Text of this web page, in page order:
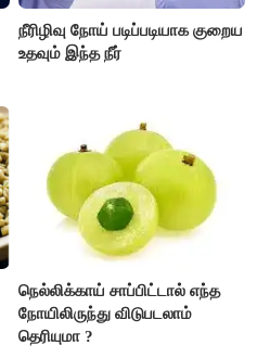
நீரிழிவு நோய் படிப்படியாக குறைய
உதவும் இந்த நீர்
நெல்லிக்காய் சாப்பிட்டால் எந்த
நோயிலிருந்து விடுபடலாம்
தெரியுமா ?